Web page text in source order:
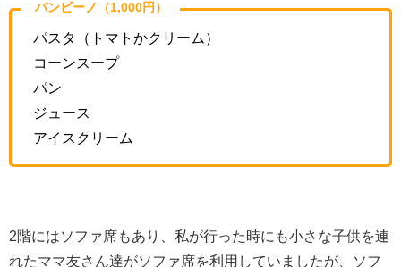
バンビーノ（1,000円）
パスタ（トマトかクリーム）
コーンスープ
パン
ジュース
アイスクリーム
2階にはソファ席もあり、私が行った時にも小さな子供を連
れたママ友さん達がソファ席を利用していましたが、ソフ